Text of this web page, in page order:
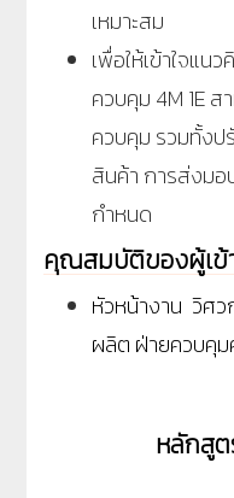
เหมาะสม
เพื่อให้เข้าใจแน
ควบคุม 4M 1E ส
ควบคุม รวมทั้ง
สินค้า การส่งมอ
กำหนด
คุณสมบัติของผู้เข้
หัวหน้างาน วิศว
ผลิต ฝ่ายควบคุ
หลักสูต